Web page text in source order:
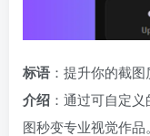
标语 ：提升你的截
介绍 ：通过可自定
图秒变专业视觉作品。